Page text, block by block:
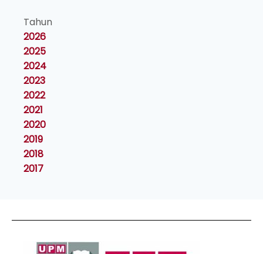
Tahun
2026
2025
2024
2023
2022
2021
2020
2019
2018
2017